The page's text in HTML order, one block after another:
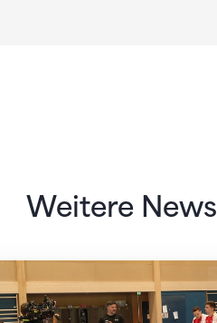
Weitere News
Zielen nach Zagreb